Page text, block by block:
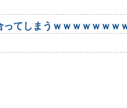
てしまうｗｗｗｗｗｗｗ